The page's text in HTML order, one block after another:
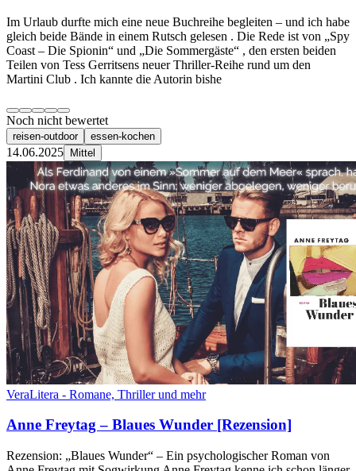
Im Urlaub durfte mich eine neue Buchreihe begleiten – und ich habe
gleich beide Bände in einem Rutsch gelesen . Die Rede ist von „Spy
Coast – Die Spionin“ und „Die Sommergäste“ , den ersten beiden
Teilen von Tess Gerritsens neuer Thriller-Reihe rund um den
Martini Club . Ich kannte die Autorin bishe
Noch nicht bewertet
reisen-outdoor essen-kochen
14.06.2025 Mittel
VeraLitera - Romane, Thriller und mehr
Anne Freytag – Blaues Wunder [Rezension]
Rezension: „Blaues Wunder“ – Ein psychologischer Roman von